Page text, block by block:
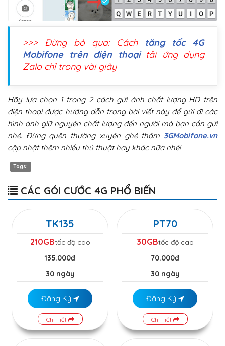
>>> Đừng bỏ qua: Cách tăng tốc 4G
Mobifone trên điện thoại tải ứng dụng
Zalo chỉ trong vài giây
Hãy lựa chọn 1 trong 2 cách gửi ảnh chất lượng HD trên
điện thoại được hướng dẫn trong bài viết này để gửi đi các
hình ảnh giữ nguyên chất lượng đến người mà bạn cần gửi
nhé. Đừng quên thường xuyên ghé thăm 3GMobifone.vn
cập nhật thêm nhiều thủ thuật hay khác nữa nhé!
Tags:
CÁC GÓI CƯỚC 4G PHỔ BIẾN
TK135
210GBtốc độ cao
135.000đ
30 ngày
Đăng Ký
Chi Tiết
PT70
30GBtốc độ cao
70.000đ
30 ngày
Đăng Ký
Chi Tiết